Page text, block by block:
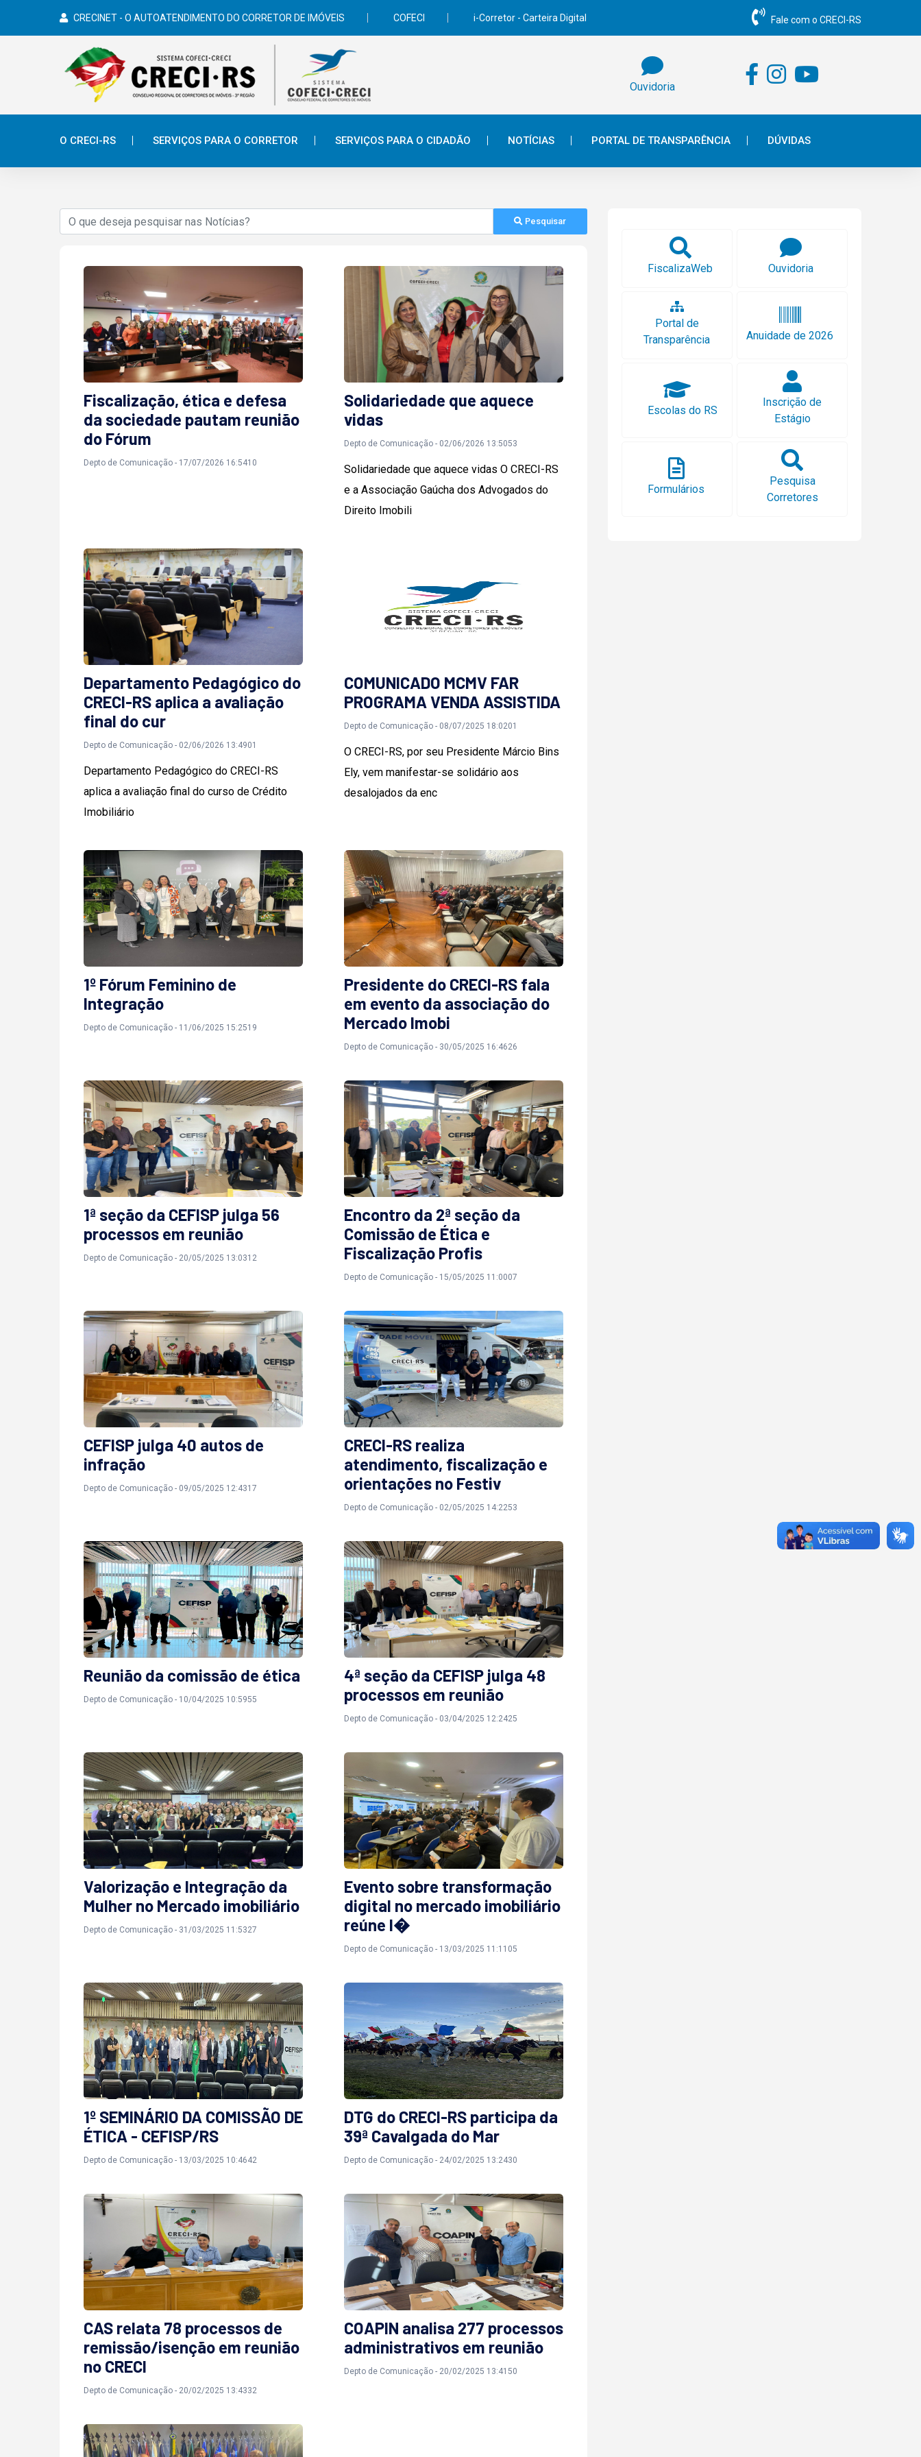
CRECINET - O AUTOATENDIMENTO DO CORRETOR DE IMÓVEIS COFECI i-Corretor - Carteira Digital Fale com o CRECI-RS
Ouvidoria
O CRECI-RS SERVIÇOS PARA O CORRETOR SERVIÇOS PARA O CIDADÃO NOTÍCIAS PORTAL DE TRANSPARÊNCIA DÚVIDAS
Pesquisar
Fiscalização, ética e defesa
da sociedade pautam reunião
do Fórum
Depto de Comunicação - 17/07/2026 16:5410
Solidariedade que aquece
vidas
Depto de Comunicação - 02/06/2026 13:5053
Solidariedade que aquece vidas O CRECI-RS
e a Associação Gaúcha dos Advogados do
Direito Imobili
Departamento Pedagógico do
CRECI-RS aplica a avaliação
final do cur
Depto de Comunicação - 02/06/2026 13:4901
Departamento Pedagógico do CRECI-RS
aplica a avaliação final do curso de Crédito
Imobiliário
COMUNICADO MCMV FAR
PROGRAMA VENDA ASSISTIDA
Depto de Comunicação - 08/07/2025 18:0201
O CRECI-RS, por seu Presidente Márcio Bins
Ely, vem manifestar-se solidário aos
desalojados da enc
1º Fórum Feminino de
Integração
Depto de Comunicação - 11/06/2025 15:2519
Presidente do CRECI-RS fala
em evento da associação do
Mercado Imobi
Depto de Comunicação - 30/05/2025 16:4626
1ª seção da CEFISP julga 56
processos em reunião
Depto de Comunicação - 20/05/2025 13:0312
Encontro da 2ª seção da
Comissão de Ética e
Fiscalização Profis
Depto de Comunicação - 15/05/2025 11:0007
CEFISP julga 40 autos de
infração
Depto de Comunicação - 09/05/2025 12:4317
CRECI-RS realiza
atendimento, fiscalização e
orientações no Festiv
Depto de Comunicação - 02/05/2025 14:2253
Reunião da comissão de ética
Depto de Comunicação - 10/04/2025 10:5955
4ª seção da CEFISP julga 48
processos em reunião
Depto de Comunicação - 03/04/2025 12:2425
Valorização e Integração da
Mulher no Mercado imobiliário
Depto de Comunicação - 31/03/2025 11:5327
Evento sobre transformação
digital no mercado imobiliário
reúne l�
Depto de Comunicação - 13/03/2025 11:1105
1º SEMINÁRIO DA COMISSÃO DE
ÉTICA - CEFISP/RS
Depto de Comunicação - 13/03/2025 10:4642
DTG do CRECI-RS participa da
39ª Cavalgada do Mar
Depto de Comunicação - 24/02/2025 13:2430
CAS relata 78 processos de
remissão/isenção em reunião
no CRECI
Depto de Comunicação - 20/02/2025 13:4332
COAPIN analisa 277 processos
administrativos em reunião
Depto de Comunicação - 20/02/2025 13:4150
FiscalizaWeb Ouvidoria
Portal de
Transparência
Anuidade de 2026
Escolas do RS
Inscrição de
Estágio
Formulários
Pesquisa
Corretores